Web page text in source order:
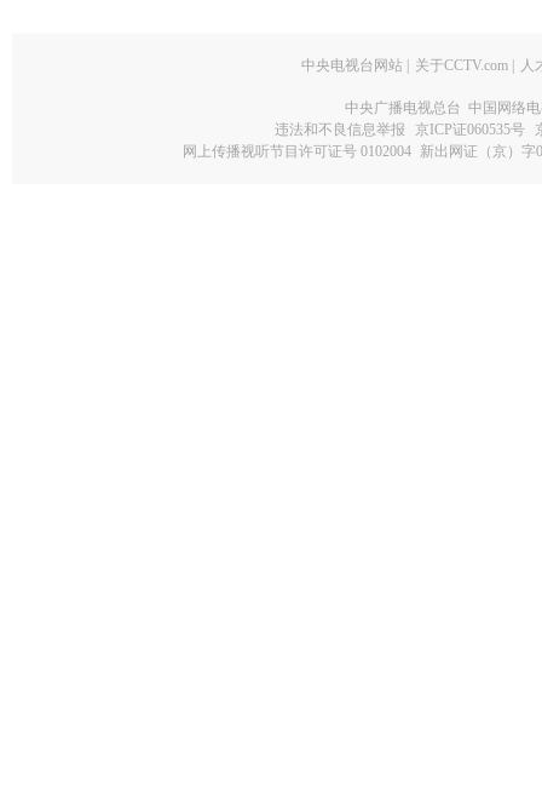
中央电视台网站 关于CCTV.com 人
中央广播电视总台 中国网络
违法和不良信息举报
京ICP证060535号
网上传播视听节目许可证号 0102004 新出网证（京）